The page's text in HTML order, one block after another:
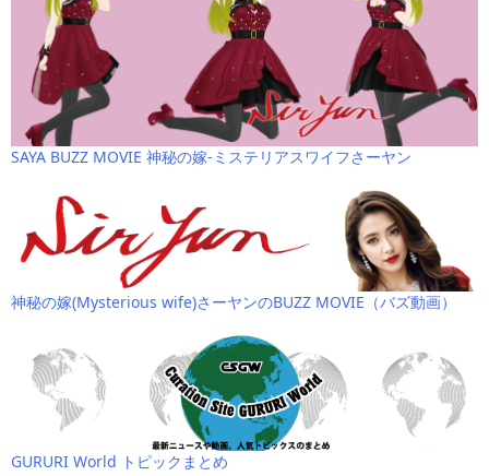
SAYA BUZZ MOVIE 神秘の嫁-ミステリアスワイフさーヤン
神秘の嫁(Mysterious wife)さーヤンのBUZZ MOVIE（バズ動画）
GURURI World トピックまとめ